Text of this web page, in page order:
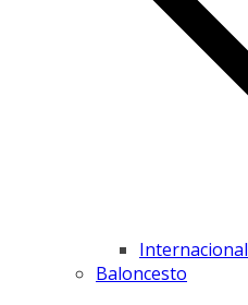
Internacional
Baloncesto